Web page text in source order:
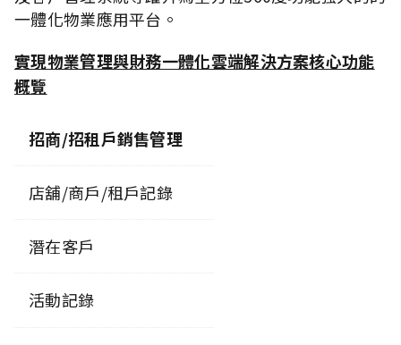
一體化物業應用平台。
實現物業管理與財務一體化雲端解決方案核心功能
概覽
招商/招租戶銷售管理
店舖/商戶/租戶記錄
潛在客戶
活動記錄